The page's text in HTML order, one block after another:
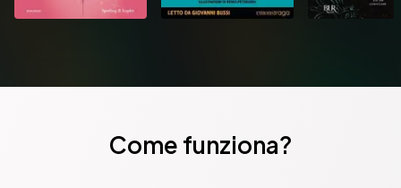
Come funziona?